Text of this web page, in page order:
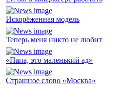
Искорёженная модель
Теперь меня никто не любит
«Папа, это маленький ад»
Страшное слово «Москва»